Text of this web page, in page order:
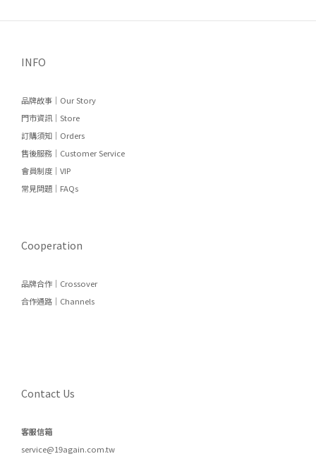
INFO
品牌故事｜Our Story
門市資訊｜Store
訂購須知｜Orders
售後服務｜Customer Service
會員制度｜VIP
常見問題｜FAQs
Cooperation
品牌合作｜Crossover
合作通路｜Channels
Contact Us
客服信箱
service@19again.com.tw